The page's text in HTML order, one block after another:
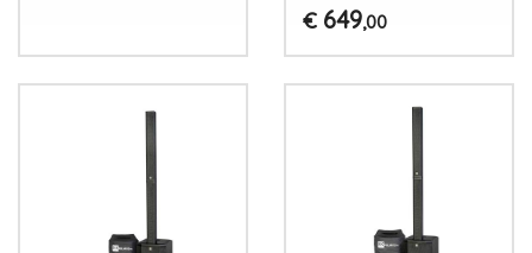
€ 649,00